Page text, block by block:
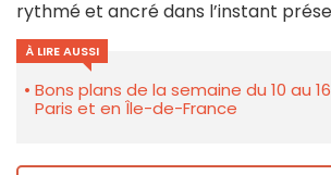
rythmé et ancré dans l’instant
À LIRE AUSSI
Bons plans de la semaine du 10 au
Paris et en Île-de-France